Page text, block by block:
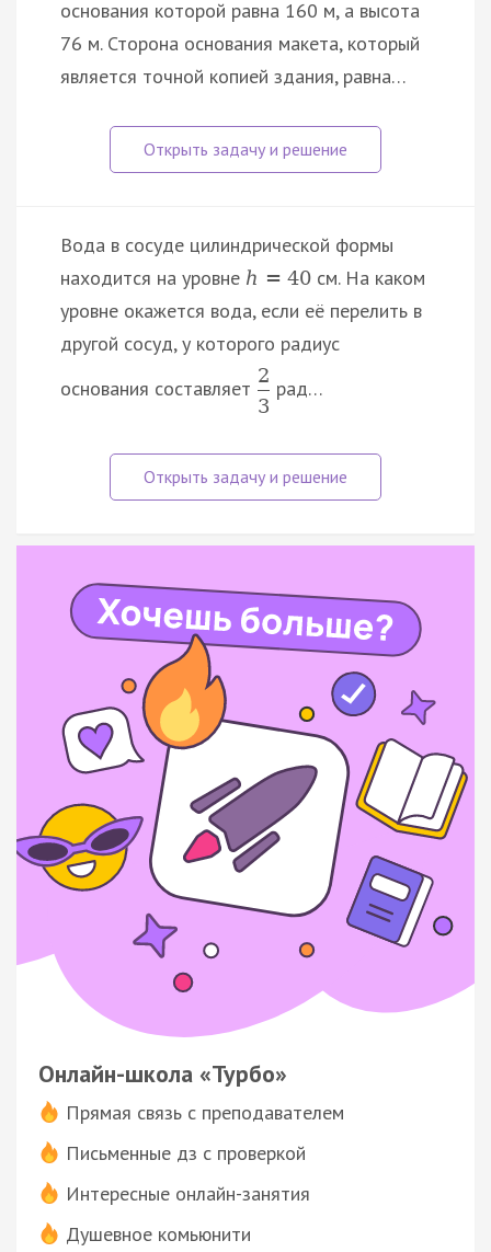
основания которой равна 160 м, а высота
76 м. Сторона основания макета, который
является точной копией здания, равна…
Вода в сосуде цилиндрической формы
находится на уровне h = 40 см. На каком
уровне окажется вода, если её перелить в
другой сосуд, у которого радиус
основания составляет
2
3
рад…
Онлайн-школа «Турбо»
Прямая связь с преподавателем
Письменные дз с проверкой
Интересные онлайн-занятия
Душевное комьюнити